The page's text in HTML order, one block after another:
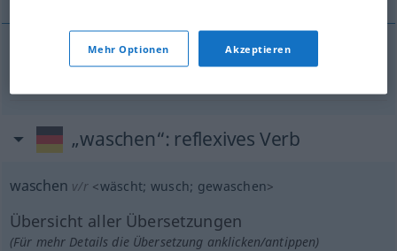
waschen(≈ Wäsche waschen)
„waschen“: reflexives Verb
waschen v/r <wäscht; wusch; gewaschen>
Übersicht aller Übersetzungen
(Für mehr Details die Übersetzung anklicken/antippen)
Mehr Optionen Akzeptieren